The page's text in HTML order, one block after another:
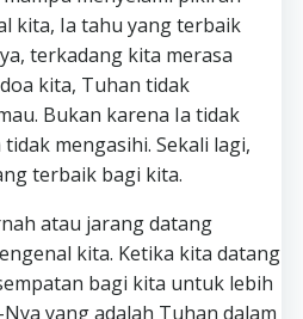
kita, Ia tahu yang terbaik
terkadang kita merasa
kita, Tuhan tidak
Bukan karena Ia tidak
mengasihi. Sekali lagi,
terbaik bagi kita.
atau jarang datang
kita. Ketika kita datang
bagi kita untuk lebih
yang adalah Tuhan dalam